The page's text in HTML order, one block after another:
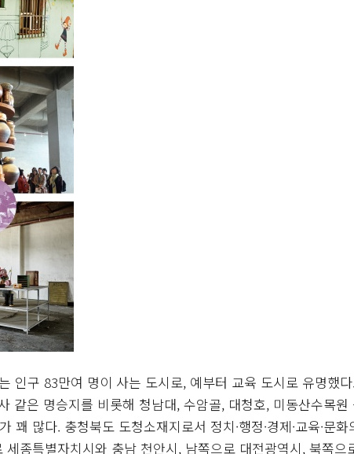
인구 83만여 명이 사는 도시로, 예부터 교육 도시로 유명했
같은 명승지를 비롯해 청남대, 수암골, 대청호, 미동산수목원
많다. 충청북도 도청소재지로서 정치·행정·경제·교육·문화
종특별자치시와 충남 천안시, 남쪽으로 대전광역시, 북쪽으